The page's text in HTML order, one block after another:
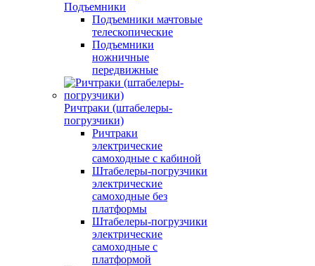
Подъемники
Подъемники мачтовые
телескопические
Подъемники
ножничные
передвижные
Ричтраки (штабелеры-
погрузчики)
Ричтраки
электрические
самоходные с кабиной
Штабелеры-погрузчики
электрические
самоходные без
платформы
Штабелеры-погрузчики
электрические
самоходные с
платформой